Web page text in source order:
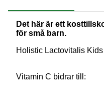
Det här är ett
för små barn.
Holistic Lactovitalis
Vitamin C bidrar till: